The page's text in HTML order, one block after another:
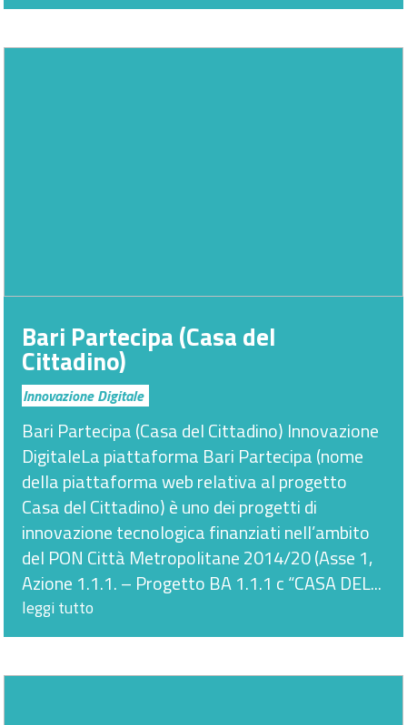
Bari Partecipa (Casa del
Cittadino)
Innovazione Digitale
Bari Partecipa (Casa del Cittadino) Innovazione
DigitaleLa piattaforma Bari Partecipa (nome
della piattaforma web relativa al progetto
Casa del Cittadino) è uno dei progetti di
innovazione tecnologica finanziati nell’ambito
del PON Città Metropolitane 2014/20 (Asse 1,
Azione 1.1.1. – Progetto BA 1.1.1 c “CASA DEL...
leggi tutto